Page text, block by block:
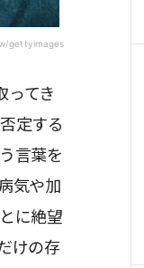
gettyimages
ってき
定する
言葉を
気や加
に絶望
けの存